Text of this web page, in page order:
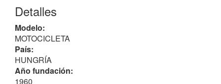
desconocían por completo el producto, a pesar de
que los distribuidores americanos gastaron mucho
dinero en las campañas de publicidad y que nunca
llegaron a recuperarlo con las ventas.
La producción cesó en 1975, al cerrar la "casa
madre" ya que no podía competir por quedar
obsoletas frente a las
Detalles
Modelo:
MOTOCICLETA
País:
HUNGRÍA
Año fundación:
1960